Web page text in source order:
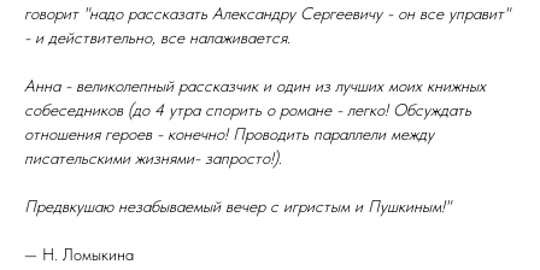
говорит "надо рассказать Александру Сергеевичу - он все управит"
- и действительно, все налаживается.
Анна - великолепный рассказчик и один из лучших моих книжных
собеседников (до 4 утра спорить о романе - легко! Обсуждать
отношения героев - конечно! Проводить параллели между
писательскими жизнями- запросто!).
Предвкушаю незабываемый вечер с игристым и Пушкиным!"
— Н. Ломыкина